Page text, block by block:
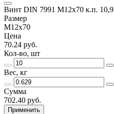
Винт DIN 7991 M12х70 к.п. 10,9
Размер
M12х70
Цена
70.24 руб.
Кол-во, шт
Вес, кг
Сумма
702.40 руб.
Применить